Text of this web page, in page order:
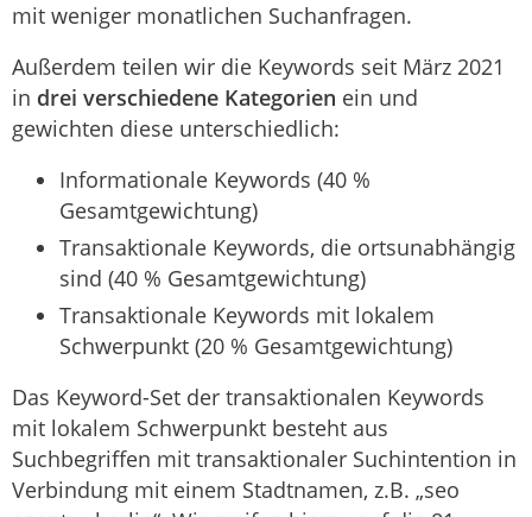
mit weniger monatlichen Suchanfragen.
Außerdem teilen wir die Keywords seit März 2021
in drei verschiedene Kategorien ein und
gewichten diese unterschiedlich:
Informationale Keywords (40 %
Gesamtgewichtung)
Transaktionale Keywords, die ortsunabhängig
sind (40 % Gesamtgewichtung)
Transaktionale Keywords mit lokalem
Schwerpunkt (20 % Gesamtgewichtung)
Das Keyword-Set der transaktionalen Keywords
mit lokalem Schwerpunkt besteht aus
Suchbegriffen mit transaktionaler Suchintention in
Verbindung mit einem Stadtnamen, z.B. „seo